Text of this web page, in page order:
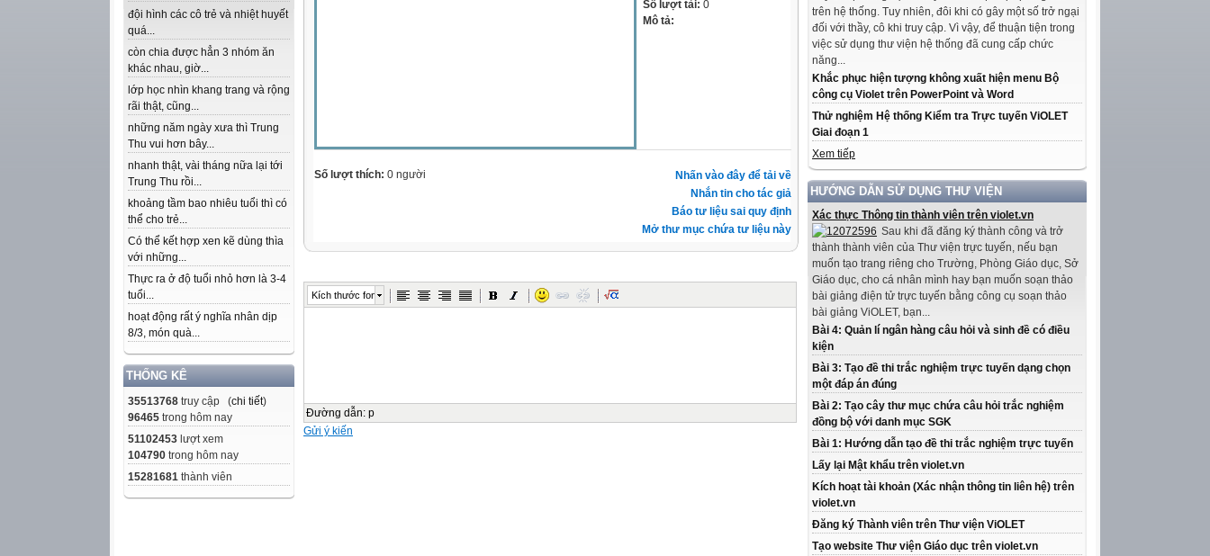
đội hình các cô trẻ và nhiệt huyết
quá...
còn chia được hẳn 3 nhóm ăn
khác nhau, giờ...
lớp học nhìn khang trang và rộng
rãi thật, cũng...
những năm ngày xưa thì Trung
Thu vui hơn bây...
nhanh thật, vài tháng nữa lại tới
Trung Thu rồi...
khoảng tầm bao nhiêu tuổi thì có
thể cho trẻ...
Có thể kết hợp xen kẽ dùng thìa
với những...
Thực ra ở độ tuổi nhỏ hơn là 3-4
tuổi...
hoạt động rất ý nghĩa nhân dịp
8/3, món quà...
THỐNG KÊ
35513768 truy cập (chi tiết)
96465 trong hôm nay
51102453 lượt xem
104790 trong hôm nay
15281681 thành viên
trên hệ thống. Tuy nhiên, đôi khi có gây một số trở ngại
đối với thầy, cô khi truy cập. Vì vậy, để thuận tiện trong
việc sử dụng thư viện hệ thống đã cung cấp chức
năng...
Khắc phục hiện tượng không xuất hiện menu Bộ
công cụ Violet trên PowerPoint và Word
Thử nghiệm Hệ thống Kiểm tra Trực tuyến ViOLET
Giai đoạn 1
Xem tiếp
HƯỚNG DẪN SỬ DỤNG THƯ VIỆN
Xác thực Thông tin thành viên trên violet.vn
Sau khi đã đăng ký thành công và trở
thành thành viên của Thư viện trực tuyến, nếu bạn
muốn tạo trang riêng cho Trường, Phòng Giáo dục, Sở
Giáo dục, cho cá nhân mình hay bạn muốn soạn thảo
bài giảng điện tử trực tuyến bằng công cụ soạn thảo
bài giảng ViOLET, bạn...
Bài 4: Quản lí ngân hàng câu hỏi và sinh đề có điều
kiện
Bài 3: Tạo đề thi trắc nghiệm trực tuyến dạng chọn
một đáp án đúng
Bài 2: Tạo cây thư mục chứa câu hỏi trắc nghiệm
đồng bộ với danh mục SGK
Bài 1: Hướng dẫn tạo đề thi trắc nghiệm trực tuyến
Lấy lại Mật khẩu trên violet.vn
Kích hoạt tài khoản (Xác nhận thông tin liên hệ) trên
violet.vn
Đăng ký Thành viên trên Thư viện ViOLET
Tạo website Thư viện Giáo dục trên violet.vn
Số lượt tải: 0
Mô tả:
Nhấn vào đây để tải về
Nhắn tin cho tác giả
Báo tư liệu sai quy định
Mở thư mục chứa tư liệu này
Số lượt thích: 0 người
Kích thước font
Đường dẫn: p
Gửi ý kiến